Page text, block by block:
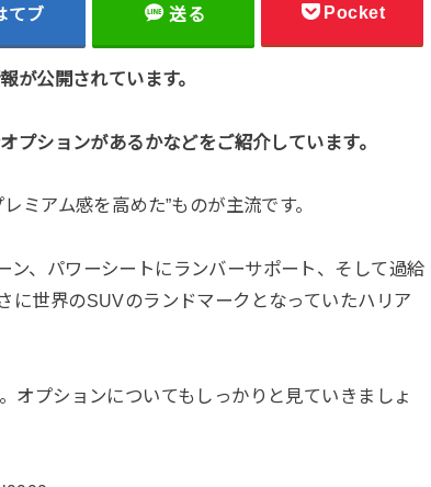
てブ 送る Pocket
が公開されています。
プションがあるかなどをご紹介しています。
ミアム感を高めた”ものが主流です。
、パワーシートにランバーサポート、そして過給
世界のSUVのランドマークとなっていたハリア
オプションについてもしっかりと見ていきましょ